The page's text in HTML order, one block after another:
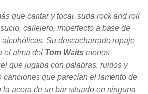
que cantar y tocar, suda rock and roll
callejero, imperfecto a base de
alcohólicas. Su descacharrado ropaje
el alma del Tom Waits menos
que jugaba con palabras, ruidos y
canciones que parecían el lamento de
la acera de un bar situado en ninguna